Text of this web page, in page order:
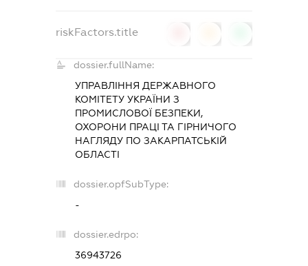
riskFactors.title
dossier.fullName:
УПРАВЛІННЯ ДЕРЖАВНОГО
КОМІТЕТУ УКРАЇНИ З
ПРОМИСЛОВОЇ БЕЗПЕКИ,
ОХОРОНИ ПРАЦІ ТА ГІРНИЧОГО
НАГЛЯДУ ПО ЗАКАРПАТСЬКІЙ
ОБЛАСТІ
dossier.opfSubType:
-
dossier.edrpo:
36943726